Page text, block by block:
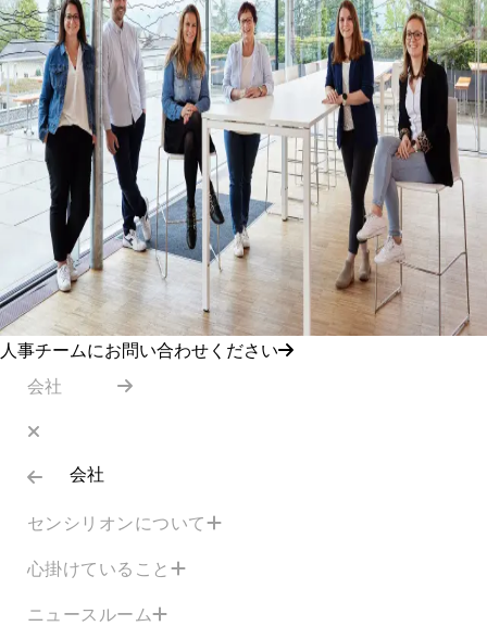
人事チームにお問い合わせください
会社
会社
センシリオンについて
心掛けていること
ニュースルーム